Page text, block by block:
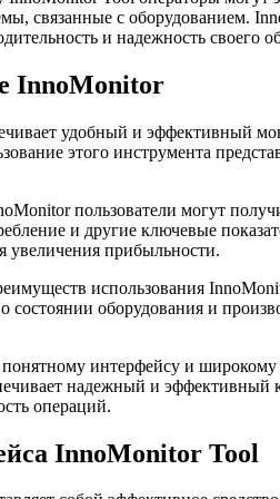
связанные с оборудованием.
и надежность своего
InnoMonitor
удобный и эффективный
этого инструмента
пользователи могут
и другие ключевые
увеличения прибыльности.
использования
состоянии оборудования и
интерфейсу и
надежный и эффективный
операций.
InnoMonitor Tool